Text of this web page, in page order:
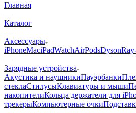
Главная
—
Каталог
—
Аксессуары
iPhoneMaciPadWatchAirPodsDyson
—
Зарядные устройства
Акустика и наушникиПауэрбанки
стеклаСтилусыКлавиатуры и мыши
накопителиКольца держатели для
трекерыКомпьютерные очки